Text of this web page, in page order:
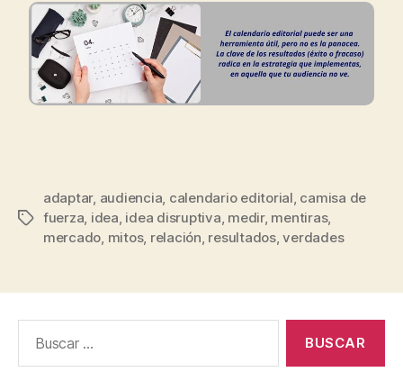
adaptar, audiencia, calendario editorial, camisa de
fuerza, idea, idea disruptiva, medir, mentiras,
mercado, mitos, relación, resultados,verdades